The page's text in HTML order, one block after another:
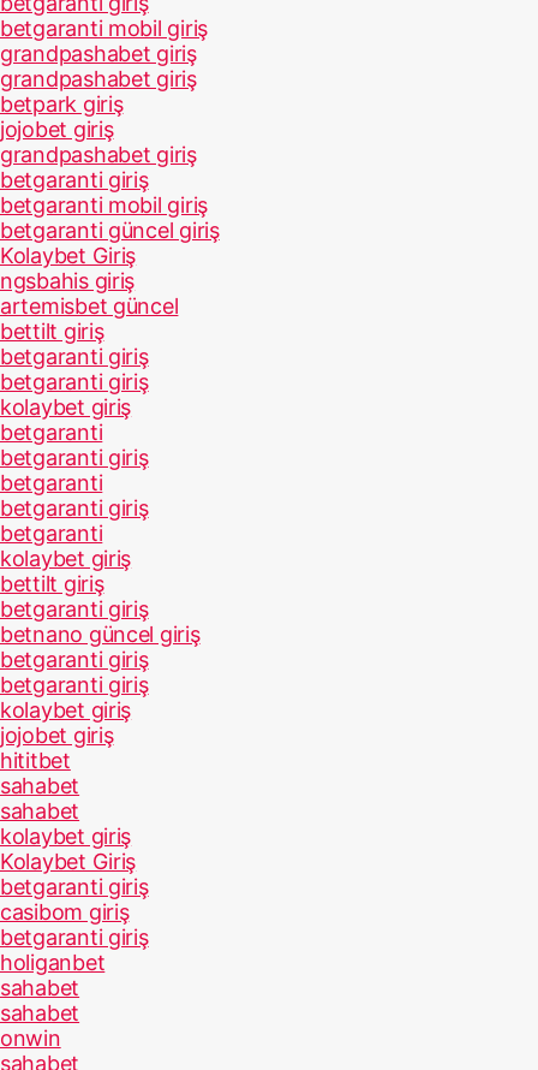
betgaranti mobil giriş
grandpashabet giriş
grandpashabet giriş
betpark giriş
jojobet giriş
grandpashabet giriş
betgaranti giriş
betgaranti mobil giriş
betgaranti güncel giriş
Kolaybet Giriş
ngsbahis giriş
artemisbet güncel
bettilt giriş
betgaranti giriş
betgaranti giriş
kolaybet giriş
betgaranti
betgaranti giriş
betgaranti
betgaranti giriş
betgaranti
kolaybet giriş
bettilt giriş
betgaranti giriş
betnano güncel giriş
betgaranti giriş
betgaranti giriş
kolaybet giriş
jojobet giriş
hititbet
sahabet
sahabet
kolaybet giriş
Kolaybet Giriş
betgaranti giriş
casibom giriş
betgaranti giriş
holiganbet
sahabet
sahabet
onwin
sahabet